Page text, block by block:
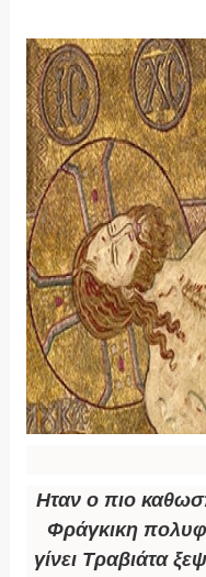
Ηταν ο πιο
Φράγκικη
γίνει Τραβιάτα